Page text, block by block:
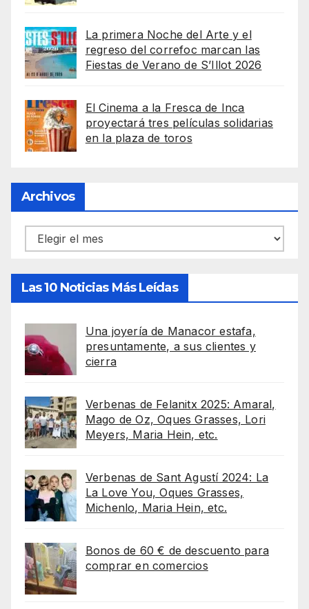
La primera Noche del Arte y el
regreso del correfoc marcan las
Fiestas de Verano de S’Illot 2026
El Cinema a la Fresca de Inca
proyectará tres películas solidarias
en la plaza de toros
Archivos
Archivos
Las 10 Noticias Más Leídas
Una joyería de Manacor estafa,
presuntamente, a sus clientes y
cierra
Verbenas de Felanitx 2025: Amaral,
Mago de Oz, Oques Grasses, Lori
Meyers, Maria Hein, etc.
Verbenas de Sant Agustí 2024: La
La Love You, Oques Grasses,
Michenlo, Maria Hein, etc.
Bonos de 60 € de descuento para
comprar en comercios